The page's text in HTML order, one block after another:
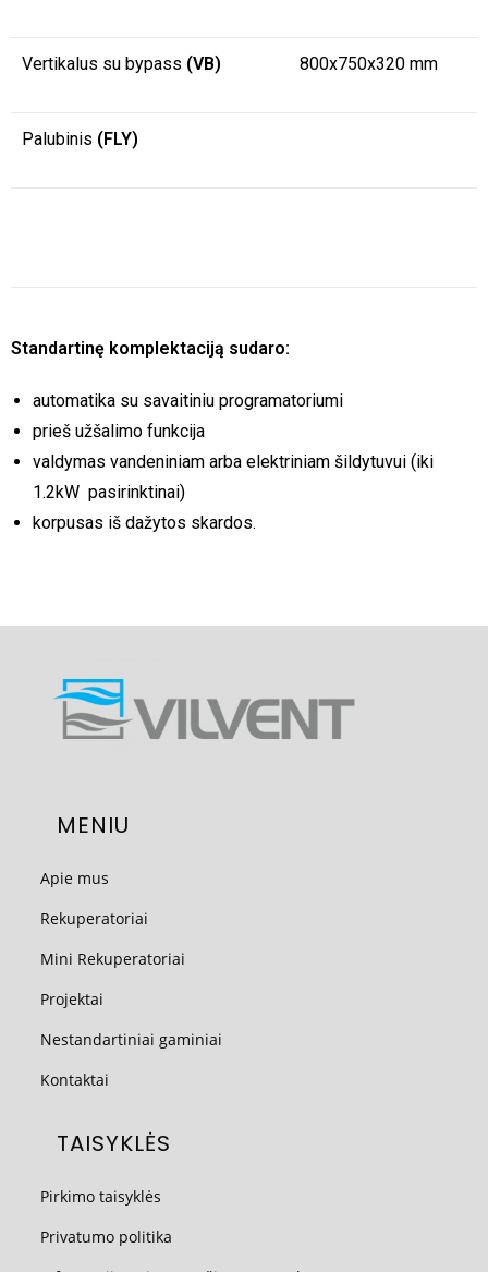
Vertikalus su bypass (VB) 800x750x320 mm
Palubinis (FLY)
Standartinę komplektaciją sudaro:
automatika su savaitiniu programatoriumi
prieš užšalimo funkcija
valdymas vandeniniam arba elektriniam šildytuvui (iki
1.2kW pasirinktinai)
korpusas iš dažytos skardos.
MENIU
Apie mus
Rekuperatoriai
Mini Rekuperatoriai
Projektai
Nestandartiniai gaminiai
Kontaktai
TAISYKLĖS
Pirkimo taisyklės
Privatumo politika